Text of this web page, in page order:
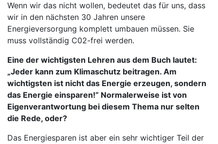
Wenn wir das nicht wollen, bedeutet das für uns, dass
wir in den nächsten 30 Jahren unsere
Energieversorgung komplett umbauen müssen. Sie
muss vollständig C02-frei werden.
Eine der wichtigsten Lehren aus dem Buch lautet:
„Jeder kann zum Klimaschutz beitragen. Am
wichtigsten ist nicht das Energie erzeugen, sondern
das Energie einsparen!“ Normalerweise ist von
Eigenverantwortung bei diesem Thema nur selten
die Rede, oder?
Das Energiesparen ist aber ein sehr wichtiger Teil der